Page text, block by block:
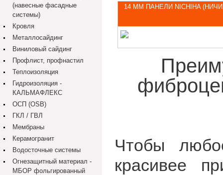
(навесные фасадные
системы)
Кровля
Металлосайдинг
Виниловый сайдинг
Профлист, профнастил
Теплоизоляция
Гидроизоляция -
КАЛЬМАФЛЕКС
ОСП (OSB)
ГКЛ / ГВЛ
Мембраны
Керамогранит
Водосточные системы
Огнезащитный материал -
МБОР фольгированный
14 ММ ПАНЕЛИ NICHIHA
Чтобы
красивее